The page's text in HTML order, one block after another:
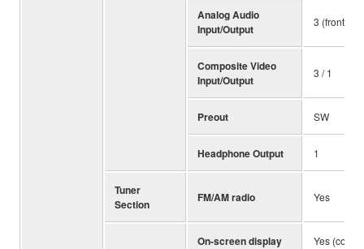
Analog Audio
Input/Output
3 (front 1) /
Composite Video
Input/Output
3 / 1
Preout SW
Headphone Output 1
Tuner
Section
FM/AM radio Yes
On-screen display Yes